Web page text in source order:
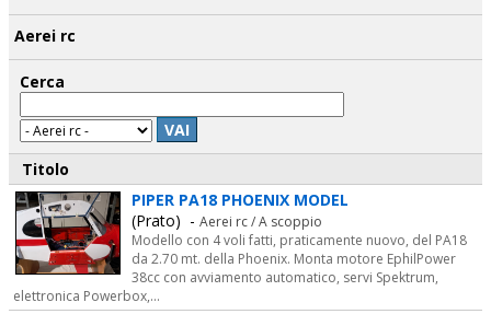
Aerei rc
Cerca
VAI
Titolo
PIPER PA18 PHOENIX MODEL
(Prato) - Aerei rc / A scoppio
Modello con 4 voli fatti, praticamente nuovo, del PA18
da 2.70 mt. della Phoenix. Monta motore EphilPower
38cc con avviamento automatico, servi Spektrum,
elettronica Powerbox,...